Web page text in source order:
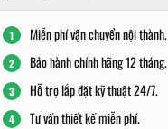
1 Miễn phí vận chuyển nội thành.
2 Bảo hành chính hãng 12 tháng.
3 Hỗ trợ lắp đặt kỹ thuật 24/7.
4 Tư vấn thiết kế miễn phí.